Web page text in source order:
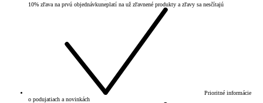
10% zľava na prvú objednávkuneplatí na už zľavnené produkty a zľavy sa nesčítajú
Prioritné informácie
o podujatiach a novinkách